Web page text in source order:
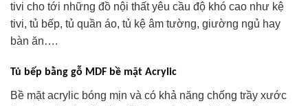
tivi cho tới những đồ nội thất yêu cầu độ khó cao như kệ
tivi, tủ bếp, tủ quần áo, tủ kệ âm tường, giường ngủ hay
bàn ăn….
Tủ bếp bằng gỗ MDF bề mặt Acrylic
Bề mặt acrylic bóng mịn và có khả năng chống trầy xước